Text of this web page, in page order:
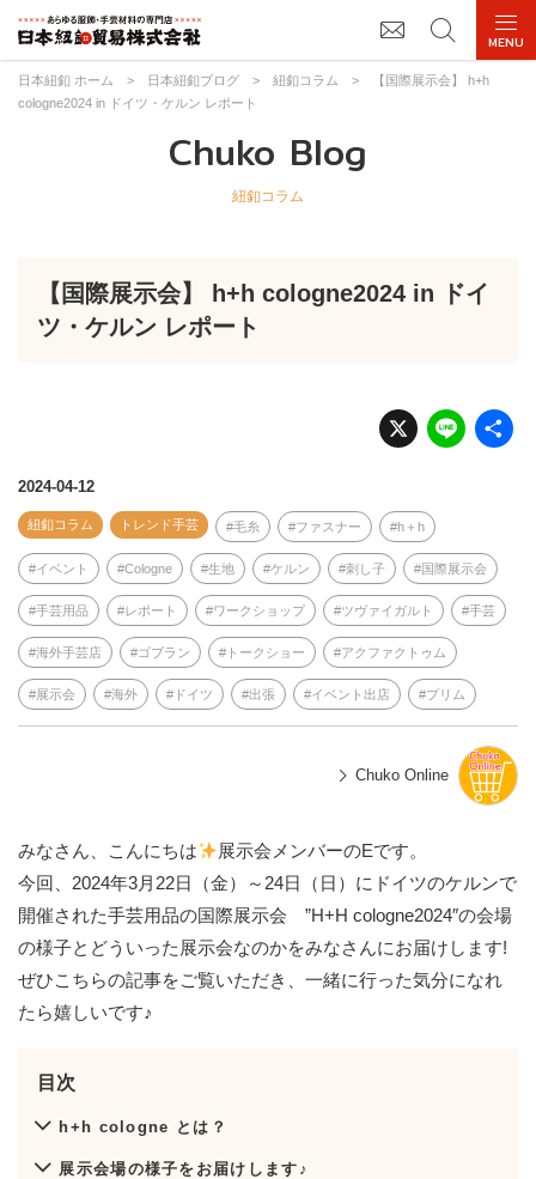
日本紐釦 ホーム > 日本紐釦ブログ > 紐釦コラム >
【国際展示会】 h+h
cologne2024 in ドイツ・ケルン レポート
Chuko Blog
紐釦コラム
【国際展示会】 h+h cologne2024 in ドイ
ツ・ケルン レポート
X Li
n
2024-04-12
紐釦コラム トレンド手芸 毛糸 ファスナー h＋h
イベント Cologne 生地 ケルン 刺し子 国際展示会
手芸用品 レポート ワークショップ ツヴァイガルト 手芸
海外手芸店 ゴブラン トークショー アクファクトゥム
展示会 海外 ドイツ 出張 イベント出店 プリム
Chuko Online
みなさん、こんにちは
展示会メンバーのEです。
今回、2024年3月22日（金）～24日（日）にドイツのケルンで
開催された手芸用品の国際展示会 ”H+H cologne2024″の会場
の様子とどういった展示会なのかをみなさんにお届けします!
ぜひこちらの記事をご覧いただき、一緒に行った気分になれ
たら嬉しいです♪
目次
h+h cologne とは？
展示会場の様子をお届けします♪